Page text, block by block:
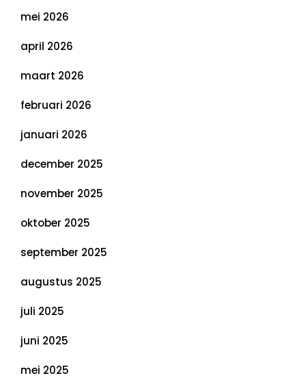
mei 2026
april 2026
maart 2026
februari 2026
januari 2026
december 2025
november 2025
oktober 2025
september 2025
augustus 2025
juli 2025
juni 2025
mei 2025